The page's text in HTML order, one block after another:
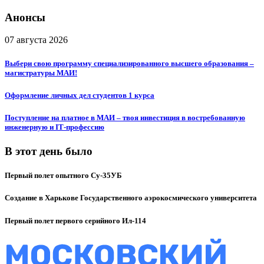
Анонсы
07 августа 2026
Выбери свою программу специализированного высшего образования –
магистратуры МАИ!
Оформление личных дел студентов 1 курса
Поступление на платное в МАИ – твоя инвестиция в востребованную
инженерную и IT‑профессию
В этот день было
Первый полет опытного Су-35УБ
Создание в Харькове Государственного аэрокосмического университета
Первый полет первого серийного Ил-114